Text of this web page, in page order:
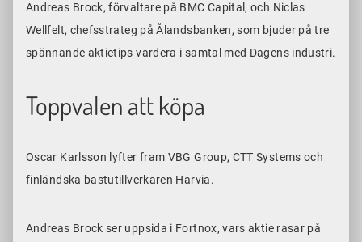
Andreas Brock, förvaltare på BMC Capital, och Niclas
Wellfelt, chefsstrateg på Ålandsbanken, som bjuder på tre
spännande aktietips vardera i samtal med Dagens industri.
Toppvalen att köpa
Oscar Karlsson lyfter fram VBG Group, CTT Systems och
finländska bastutillverkaren Harvia.
Andreas Brock ser uppsida i Fortnox, vars aktie rasar på